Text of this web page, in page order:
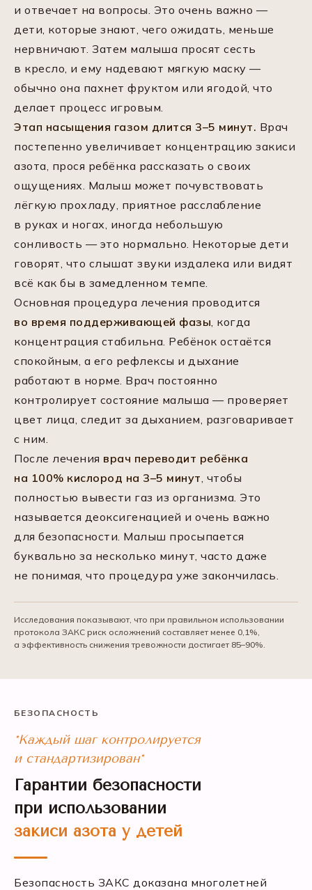
и отвечает на вопросы. Это очень важно —
дети, которые знают, чего ожидать, меньше
нервничают. Затем малыша просят сесть
в кресло, и ему надевают мягкую маску —
обычно она пахнет фруктом или ягодой, что
делает процесс игровым.
Этап насыщения газом длится 3–5 минут. Врач
постепенно увеличивает концентрацию закиси
азота, прося ребёнка рассказать о своих
ощущениях. Малыш может почувствовать
лёгкую прохладу, приятное расслабление
в руках и ногах, иногда небольшую
сонливость — это нормально. Некоторые дети
говорят, что слышат звуки издалека или видят
всё как бы в замедленном темпе.
Основная процедура лечения проводится
во время поддерживающей фазы, когда
концентрация стабильна. Ребёнок остаётся
спокойным, а его рефлексы и дыхание
работают в норме. Врач постоянно
контролирует состояние малыша — проверяет
цвет лица, следит за дыханием, разговаривает
с ним.
После лечения врач переводит ребёнка
на 100% кислород на 3–5 минут, чтобы
полностью вывести газ из организма. Это
называется деоксигенацией и очень важно
для безопасности. Малыш просыпается
буквально за несколько минут, часто даже
не понимая, что процедура уже закончилась.
Исследования показывают, что при правильном использовании
протокола ЗАКС риск осложнений составляет менее 0,1%,
а эффективность снижения тревожности достигает 85–90%.
БЕЗОПАСНОСТЬ
*Каждый шаг контролируется
и стандартизирован*
Гарантии безопасности
при использовании
закиси азота у детей
Безопасность ЗАКС доказана многолетней